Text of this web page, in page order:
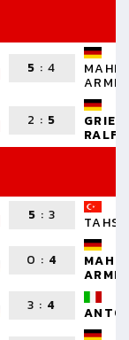
5 :4
ARMIN
2 : 5
RALF
5 : 3
0 : 4
ARMIN
3 : 4